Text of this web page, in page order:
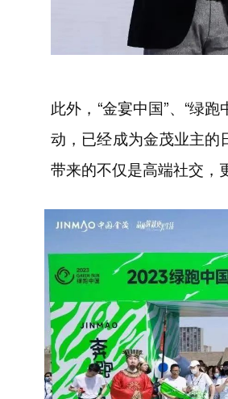
此外， “金宴中国”、 “绿跑
动，已经成为金茂业主
带来的不仅是高端社交，